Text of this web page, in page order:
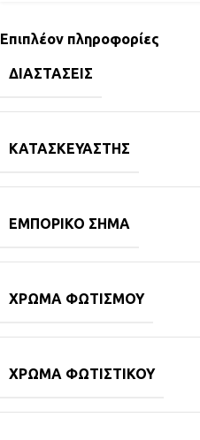
Επιπλέον πληροφορίες
ΔΙΑΣΤΆΣΕΙΣ
ΚΑΤΑΣΚΕΥΑΣΤΉΣ
ΕΜΠΟΡΙΚΌ ΣΉΜΑ
ΧΡΏΜΑ ΦΩΤΙΣΜΟΎ
ΧΡΏΜΑ ΦΩΤΙΣΤΙΚΟΎ